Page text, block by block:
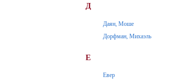
Д
Даян, Моше
Дорфман, Михаэль
Е
Евер